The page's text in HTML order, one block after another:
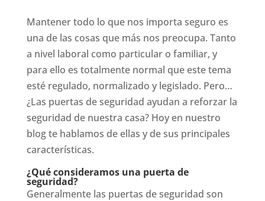
Mantener todo lo que nos importa seguro es
una de las cosas que más nos preocupa. Tanto
a nivel laboral como particular o familiar, y
para ello es totalmente normal que este tema
esté regulado, normalizado y legislado. Pero…
¿Las puertas de seguridad ayudan a reforzar la
seguridad de nuestra casa? Hoy en nuestro
blog te hablamos de ellas y de sus principales
características.
¿Qué consideramos una puerta de
seguridad?
Generalmente las puertas de seguridad son